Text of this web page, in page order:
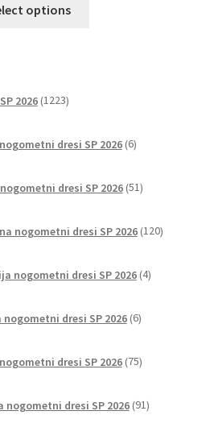
options
izberete
strani
2026 1223izdelkov
dresi SP 2026 6izdelkov
dresi SP 2026 51izdelkov
nogometni dresi SP 2026 120izdelkov
nogometni dresi SP 2026 4izdelki
dresi SP 2026 6izdelkov
dresi SP 2026 75izdelkov
nogometni dresi SP 2026 91izdelkov